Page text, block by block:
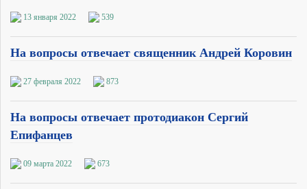
13 января 2022 539
На вопросы отвечает священник Андрей Коровин
27 февраля 2022 873
На вопросы отвечает протодиакон Сергий
Епифанцев
09 марта 2022 673